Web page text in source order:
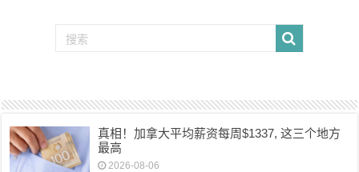
真相！加拿大平均薪资每周$1337, 这三个地方
最高
2026-08-06